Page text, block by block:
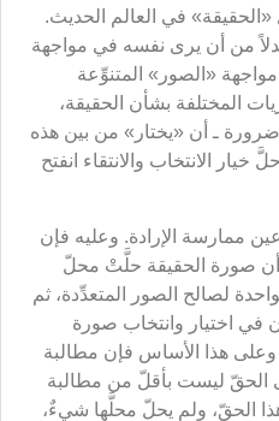
«الحقيقة» في العالم الحديث.
من أن يرى نفسه في مواجهة
«الصور» المتنوِّعة
المختلفة بشأن الحقيقة،
ضرورة ـ أن «يختار» من بين هذه
خيار الانتخاب والانتقاء انفتح
عين ممارسة الإرادة. وعليه فإن
أن صورة الحقيقة حلَّتْ محلّ
لصالح الصور المتعدِّدة، ثم
في اختيار وانتخاب صورة
وعلى هذا الأساس فإن مطالبة
الحقّ ليست بأقلّ من مطالبة
الحقّ، ولم يحلّ محلَّها شيءٌ،